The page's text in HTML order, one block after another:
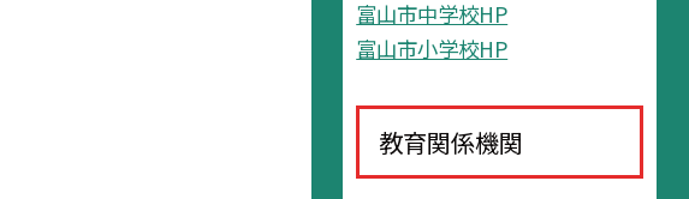
富山市中学校HP
富山市小学校HP
教育関係機関